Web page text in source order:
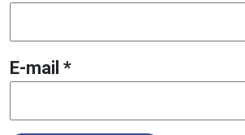
E-mail *